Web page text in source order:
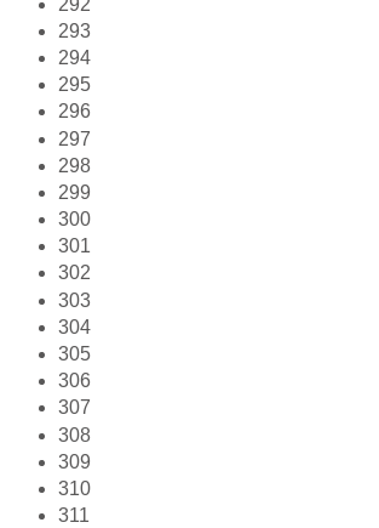
293
294
295
296
297
298
299
300
301
302
303
304
305
306
307
308
309
310
311